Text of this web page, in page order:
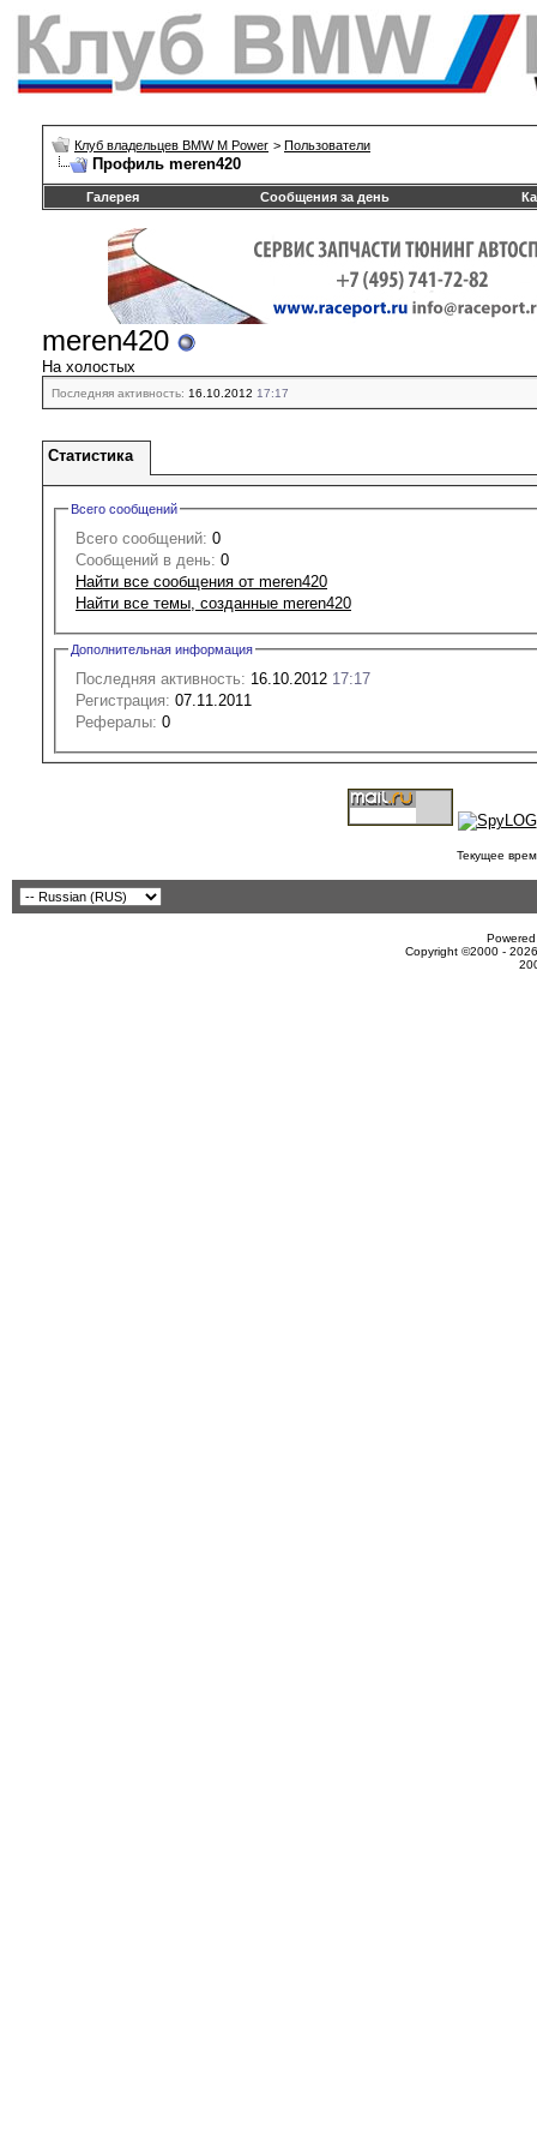
Клуб владельцев BMW M Power > Пользователи
Профиль meren420
Галерея Сообщения за день
meren420
На холостых
Последняя активность: 16.10.2012 17:17
Статистика
Всего сообщений
Всего сообщений: 0
Сообщений в день: 0
Найти все сообщения от meren420
Найти все темы, созданные meren420
Дополнительная информация
Последняя активность: 16.10.2012 17:17
Регистрация: 07.11.2011
Рефералы: 0
Текущее
Copyright ©2000 -